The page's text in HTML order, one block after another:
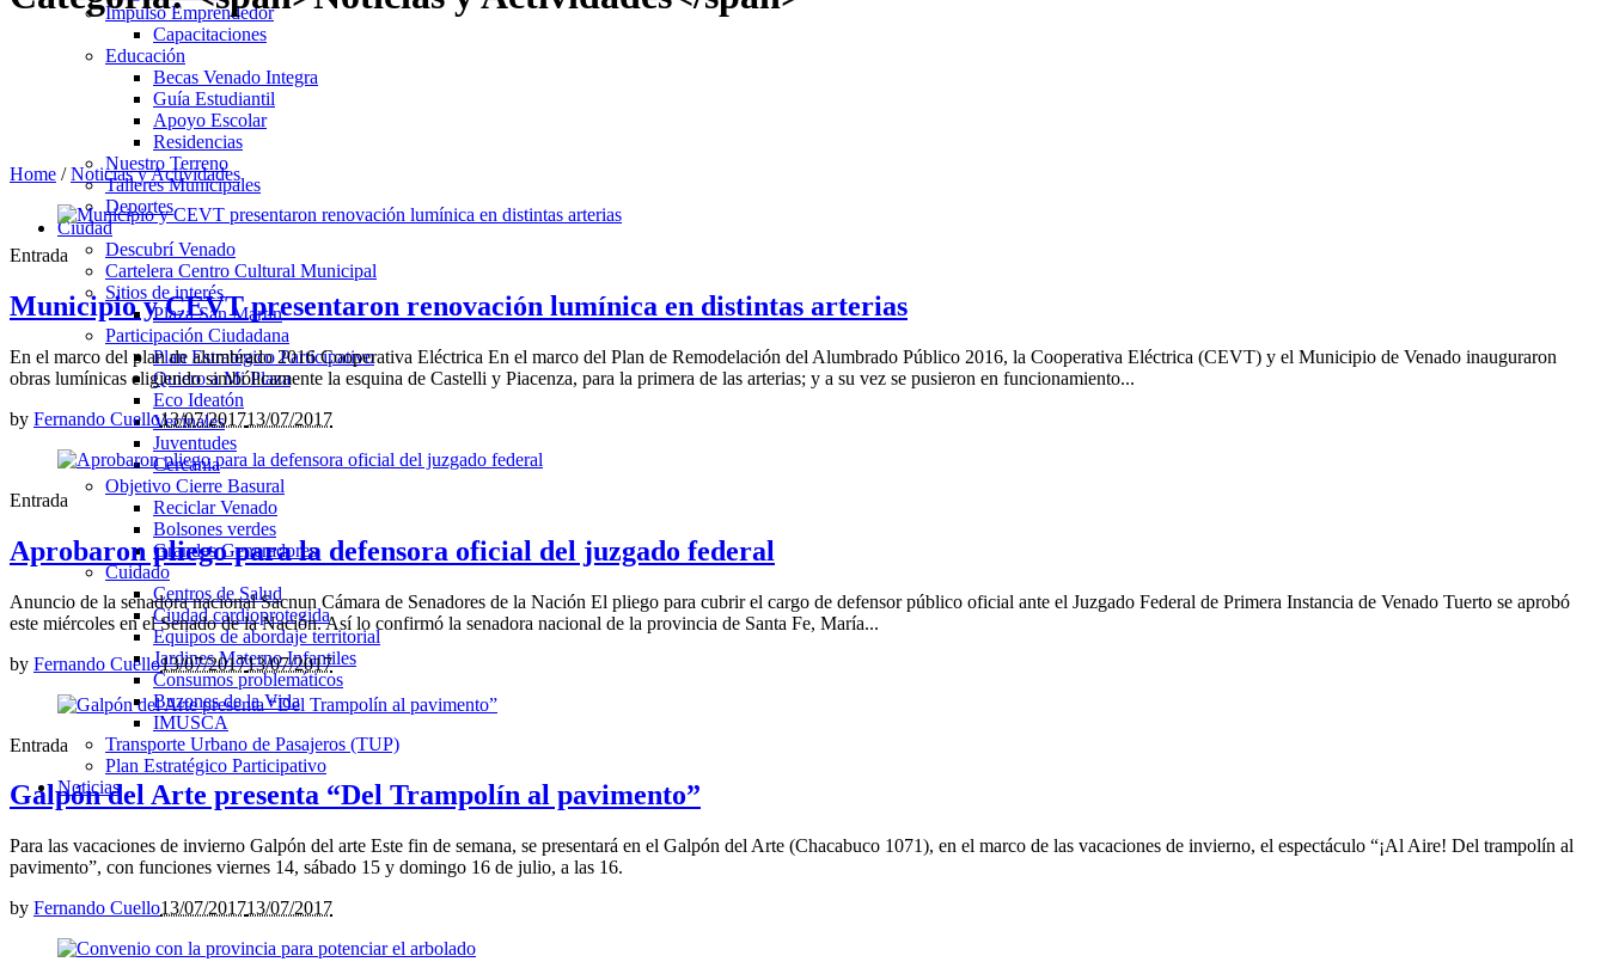
Impulso Emprendedor
Capacitaciones
Educación
Becas Venado Integra
Guía Estudiantil
Apoyo Escolar
Residencias
Nuestro Terreno
Talleres Municipales
Deportes
Ciudad
Descubrí Venado
Cartelera Centro Cultural Municipal
Sitios de interés
Plaza San Martín
Participación Ciudadana
Plan Estratégico Participativo
Quiero a Mi Plaza
Eco Ideatón
Vecinales
Juventudes
Cercania
Objetivo Cierre Basural
Reciclar Venado
Bolsones verdes
Grandes Generadores
Cuidado
Centros de Salud
Ciudad cardioprotegida
Equipos de abordaje territorial
Jardines Materno Infantiles
Consumos problemáticos
Buzones de la Vida
IMUSCA
Transporte Urbano de Pasajeros (TUP)
Plan Estratégico Participativo
Noticias
Home /Noticias y Actividades
Entrada
Municipio y CEVT presentaron renovación lumínica en distintas arterias
En el marco del plan de alumbrado 2016 Cooperativa Eléctrica En el marco del Plan de Remodelación del Alumbrado Público 2016, la Cooperativa Eléctrica (CEVT) y el Municipio de Venado inauguraron
obras lumínicas eligiendo simbólicamente la esquina de Castelli y Piacenza, para la primera de las arterias; y a su vez se pusieron en funcionamiento...
by Fernando Cuello13/07/201713/07/2017
Entrada
Aprobaron pliego para la defensora oficial del juzgado federal
Anuncio de la senadora nacional Sacnun Cámara de Senadores de la Nación El pliego para cubrir el cargo de defensor público oficial ante el Juzgado Federal de Primera Instancia de Venado Tuerto se aprobó
este miércoles en el Senado de la Nación. Así lo confirmó la senadora nacional de la provincia de Santa Fe, María...
by Fernando Cuello13/07/201713/07/2017
Entrada
Galpón del Arte presenta “Del Trampolín al pavimento”
Para las vacaciones de invierno Galpón del arte Este fin de semana, se presentará en el Galpón del Arte (Chacabuco 1071), en el marco de las vacaciones de invierno, el espectáculo “¡Al Aire! Del trampolín al
pavimento”, con funciones viernes 14, sábado 15 y domingo 16 de julio, a las 16.
by Fernando Cuello13/07/201713/07/2017